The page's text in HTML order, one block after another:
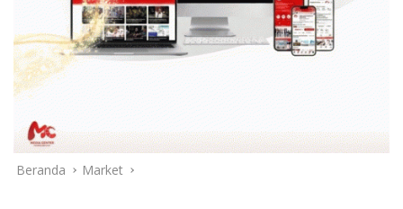
Beranda Market